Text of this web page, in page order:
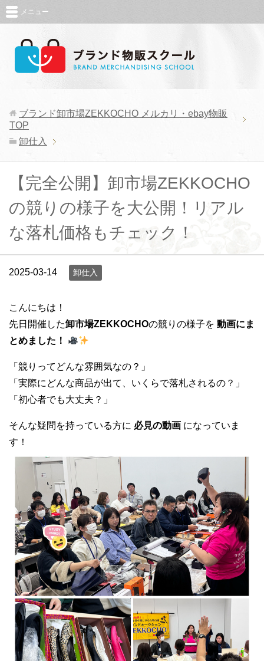
メニュー
ブランド卸市場ZEKKOCHO メルカリ・ebay物販
TOP
卸仕入
【完全公開】卸市場ZEKKOCHO
の競りの様子を大公開！リアル
な落札価格もチェック！
2025-03-14 卸仕入
こんにちは！
先日開催した卸市場ZEKKOCHOの競りの様子を 動画にま
とめました！
「競りってどんな雰囲気なの？」
「実際にどんな商品が出て、いくらで落札されるの？」
「初心者でも大丈夫？」
そんな疑問を持っている方に 必見の動画 になっていま
す！